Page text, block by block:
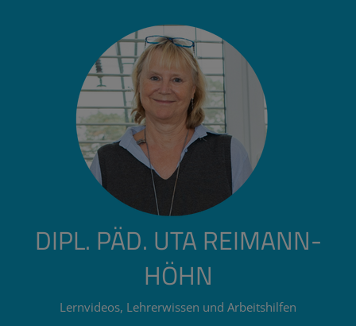
DIPL. PÄD. UTA REIMANN-
HÖHN
Lernvideos, Lehrerwissen und Arbeitshilfen